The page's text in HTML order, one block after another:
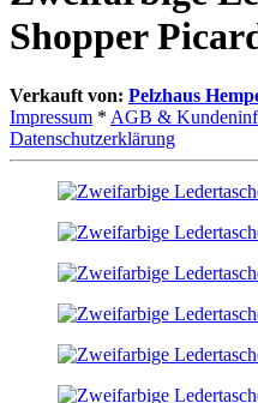
Shopper
Verkauft von: Pelzhaus
Impressum * AGB &
Datenschutzerklärung